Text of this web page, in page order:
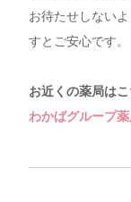
お待たせしない
すとご安心です。
お近くの薬局は
わかばグループ